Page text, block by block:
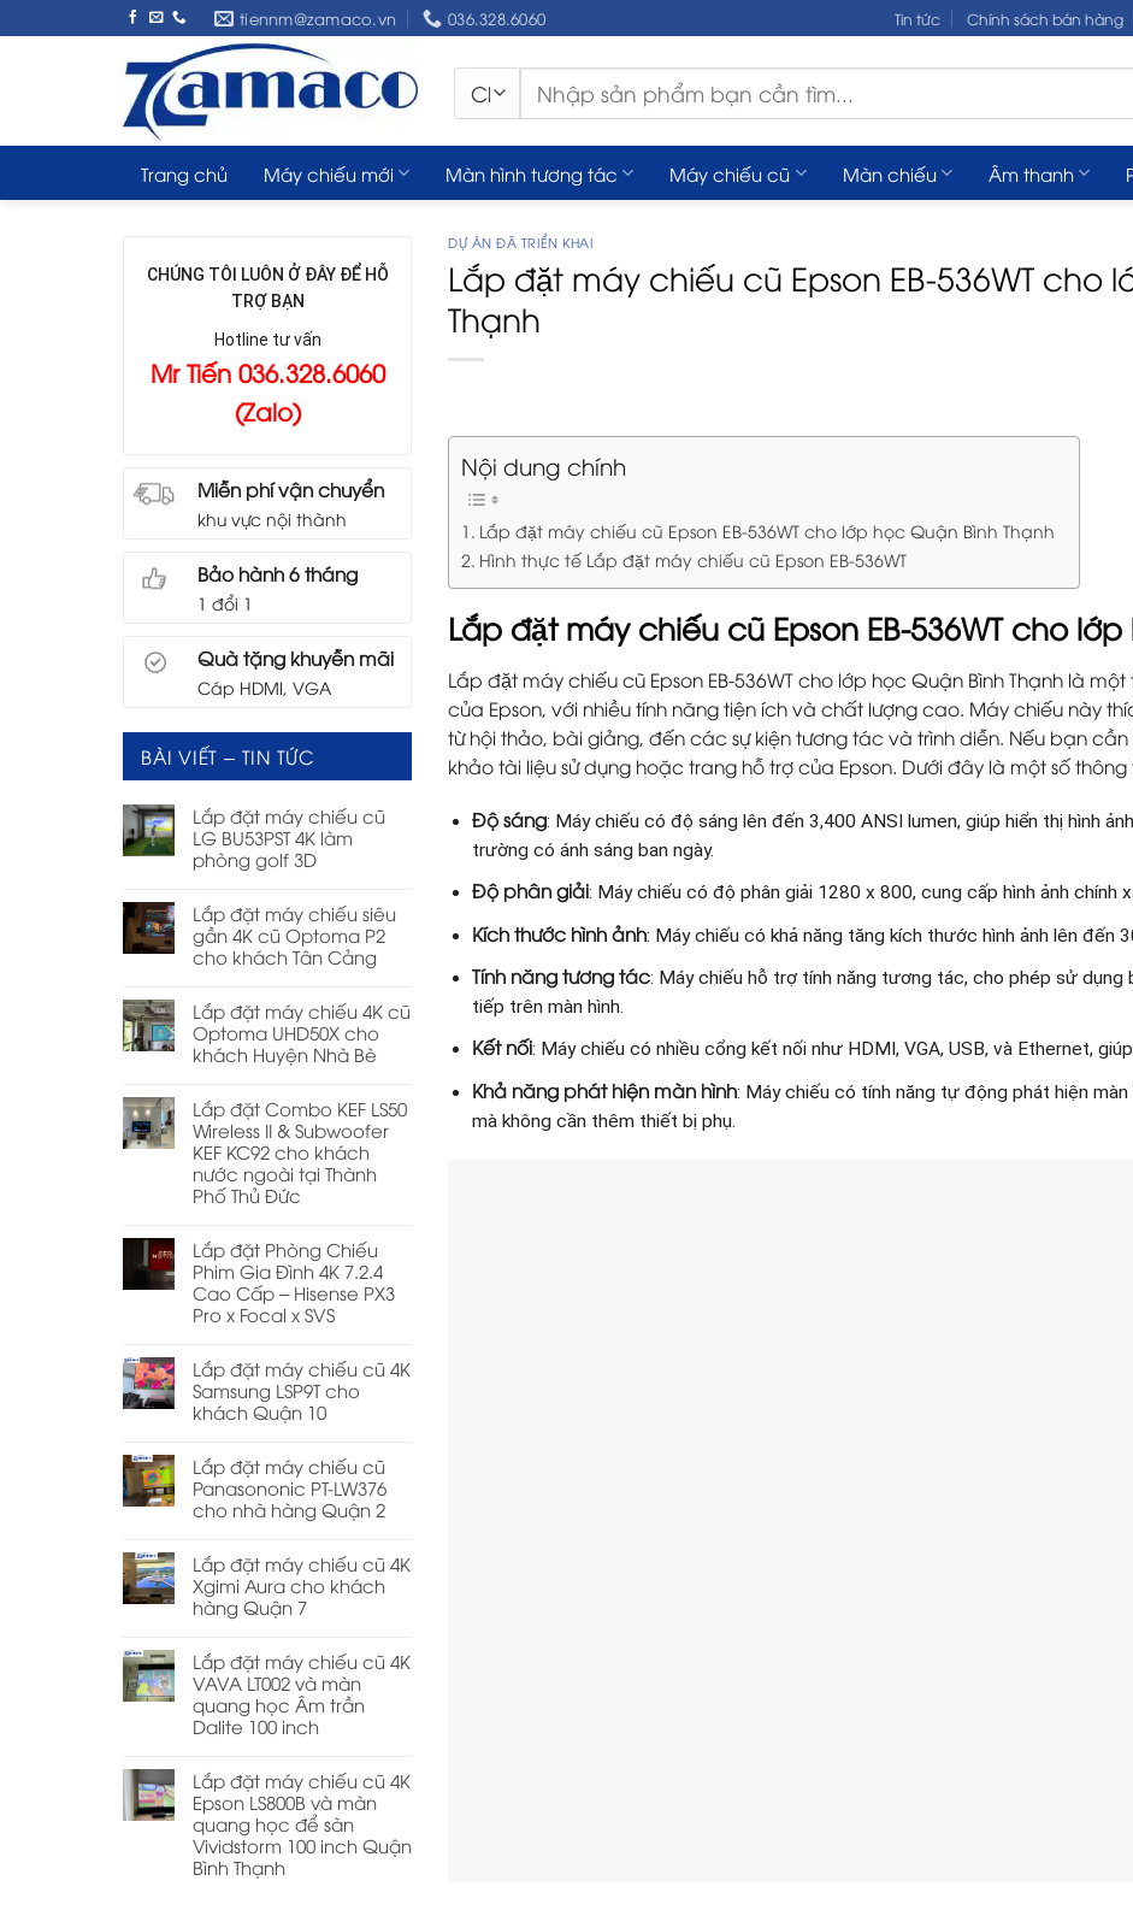
to
tiennm@zamaco.vn 036.328.6060 Tin tức Chính sách bán hàng
Tìm
kiếm:
Trang chủ Máy chiếu mới Màn hình tương tác Máy chiếu cũ Màn chiếu Âm thanh
CHÚNG TÔI LUÔN Ở ĐÂY ĐỂ HỖ
TRỢ BẠN
Hotline tư vấn
Mr Tiến 036.328.6060
(Zalo)
Miễn phí vận chuyển
khu vực nội thành
Bảo hành 6 tháng
1 đổi 1
Quà tặng khuyễn mãi
Cáp HDMI, VGA
BÀI VIẾT – TIN TỨC
Lắp đặt máy chiếu cũ
LG BU53PST 4K làm
phòng golf 3D
Lắp đặt máy chiếu siêu
gần 4K cũ Optoma P2
cho khách Tân Cảng
Lắp đặt máy chiếu 4K cũ
Optoma UHD50X cho
khách Huyện Nhà Bè
Lắp đặt Combo KEF LS50
Wireless II & Subwoofer
KEF KC92 cho khách
nước ngoài tại Thành
Phố Thủ Đức
Lắp đặt Phòng Chiếu
Phim Gia Đình 4K 7.2.4
Cao Cấp – Hisense PX3
Pro x Focal x SVS
Lắp đặt máy chiếu cũ 4K
Samsung LSP9T cho
khách Quận 10
Lắp đặt máy chiếu cũ
Panasononic PT-LW376
cho nhà hàng Quận 2
Lắp đặt máy chiếu cũ 4K
Xgimi Aura cho khách
hàng Quận 7
Lắp đặt máy chiếu cũ 4K
VAVA LT002 và màn
quang học Âm trần
Dalite 100 inch
Lắp đặt máy chiếu cũ 4K
Epson LS800B và màn
quang học để sàn
Vividstorm 100 inch Quận
Bình Thạnh
DỰ ÁN ĐÃ TRIỂN KHAI
Lắp đặt máy chiếu cũ Epson EB-536WT cho
Thạnh
Nội dung chính
Lắp đặt máy chiếu cũ Epson EB-536WT cho lớp học Quận Bình Thạnh
Hình thực tế Lắp đặt máy chiếu cũ Epson EB-536WT
Lắp đặt máy chiếu cũ Epson EB-536WT cho
Lắp đặt máy chiếu cũ Epson EB-536WT cho lớp học Quận Bình Thạnh là
của Epson, với nhiều tính năng tiện ích và chất lượng cao. Máy chiếu này
từ hội thảo, bài giảng, đến các sự kiện tương tác và trình diễn. Nếu bạn
khảo tài liệu sử dụng hoặc trang hỗ trợ của Epson. Dưới đây là một số
Độ sáng: Máy chiếu có độ sáng lên đến 3,400 ANSI lumen, giúp hiển thị hình
trường có ánh sáng ban ngày.
Độ phân giải: Máy chiếu có độ phân giải 1280 x 800, cung cấp hình ảnh chính
Kích thước hình ảnh: Máy chiếu có khả năng tăng kích thước hình ảnh lên đến
Tính năng tương tác: Máy chiếu hỗ trợ tính năng tương tác, cho phép sử
tiếp trên màn hình.
Kết nối: Máy chiếu có nhiều cổng kết nối như HDMI, VGA, USB, và Ethernet,
Khả năng phát hiện màn hình: Máy chiếu có tính năng tự động phát hiện
mà không cần thêm thiết bị phụ.